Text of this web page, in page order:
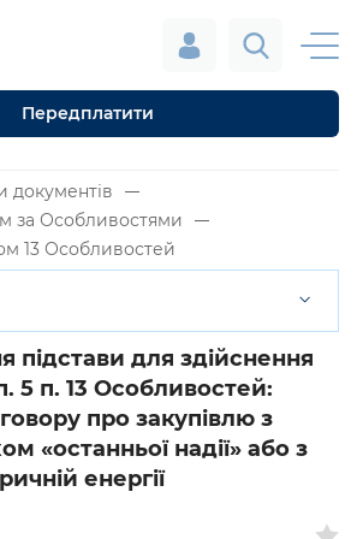
Передплатити
документів
за Особливостями
13 Особливостей
підстави для здійснення
5 п. 13 Особливостей:
про закупівлю з
«останньої надії» або з
енергії